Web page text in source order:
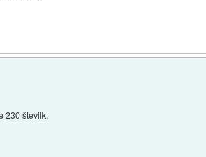
230 številk.